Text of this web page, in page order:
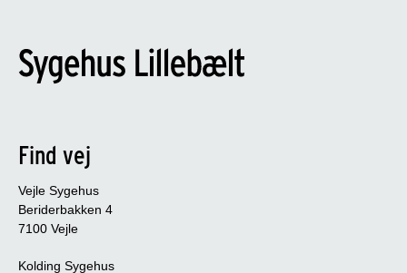
Find vej
Vejle Sygehus
Beriderbakken 4
7100 Vejle
Kolding Sygehus